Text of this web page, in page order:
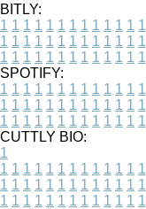
BITLY:
1 1 1 1 1 1 1 1 1 1 1 1 1
1 1 1 1 1 1 1 1 1 1 1 1 1
1 1 1 1 1 1 1 1 1 1 1 1 1
SPOTIFY:
1 1 1 1 1 1 1 1 1 1 1 1 1
1 1 1 1 1 1 1 1 1 1 1 1 1
1 1 1 1 1 1 1 1 1 1 1 1 1
CUTTLY BIO:
1
1 1 1 1 1 1 1 1 1 1 1 1 1
1 1 1 1 1 1 1 1 1 1 1 1 1
1 1 1 1 1 1 1 1 1 1 1 1 1